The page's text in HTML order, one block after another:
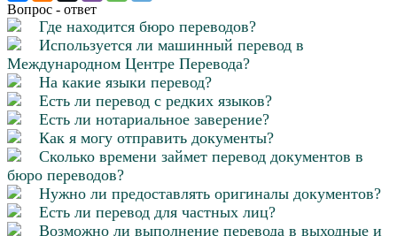
Вопрос - ответ
Где находится бюро переводов?
Используется ли машинный перевод в
Международном Центре Перевода?
На какие языки перевод?
Есть ли перевод с редких языков?
Есть ли нотариальное заверение?
Как я могу отправить документы?
Сколько времени займет перевод документов в
бюро переводов?
Нужно ли предоставлять оригиналы документов?
Есть ли перевод для частных лиц?
Возможно ли выполнение перевода в выходные и